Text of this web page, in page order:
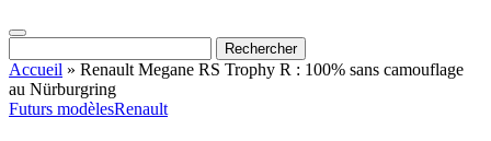
Accueil » Renault Megane RS Trophy R : 100% sans camouflage
au Nürburgring
Futurs modèlesRenault